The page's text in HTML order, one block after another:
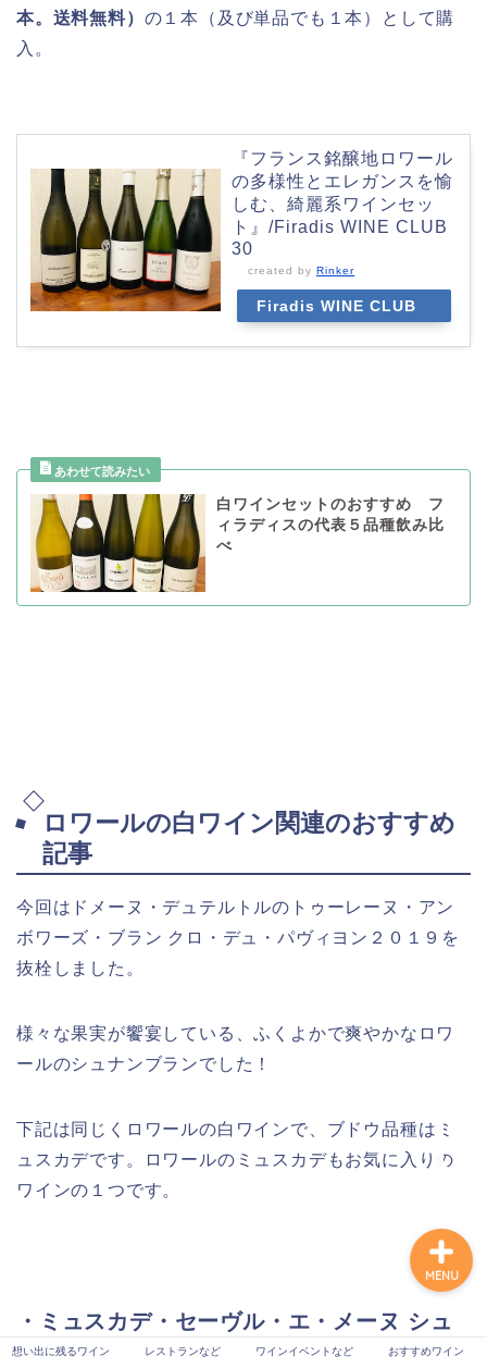
本。送料無料） の１本（及び単品でも１本）として購
入。
『フランス銘醸地ロワール
の多様性とエレガンスを愉
しむ、綺麗系ワインセッ
ト』/Firadis WINE CLUB
30
created by Rinker
Firadis WINE CLUB
白ワインセットのおすすめ フ
ィラディスの代表５品種飲み比
べ
ロワールの白ワイン関連のおすすめ
記事
今回はドメーヌ・デュテルトルのトゥーレーヌ・アン
ボワーズ・ブラン クロ・デュ・パヴィヨン２０１９を
抜栓しました。
様々な果実が饗宴している、ふくよかで爽やかなロワ
ールのシュナンブランでした！
下記は同じくロワールの白ワインで、ブドウ品種はミ
ュスカデです。ロワールのミュスカデもお気に入りの
ワインの１つです。
・ミュスカデ・セーヴル・エ・メーヌ シュ
ール・リー レ・バルボワール２０２０/ドメ
想い出に残るワイン レストランなど ワインイベントなど おすすめワイン
MENU
レストランなど
おすすめワイン